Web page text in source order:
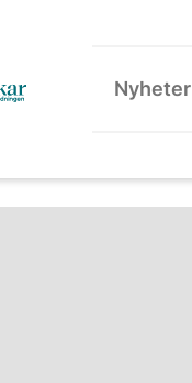
Nyheter